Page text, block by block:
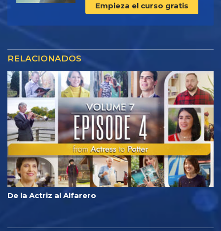
Empieza el curso gratis
RELACIONADOS
De la Actriz al Alfarero